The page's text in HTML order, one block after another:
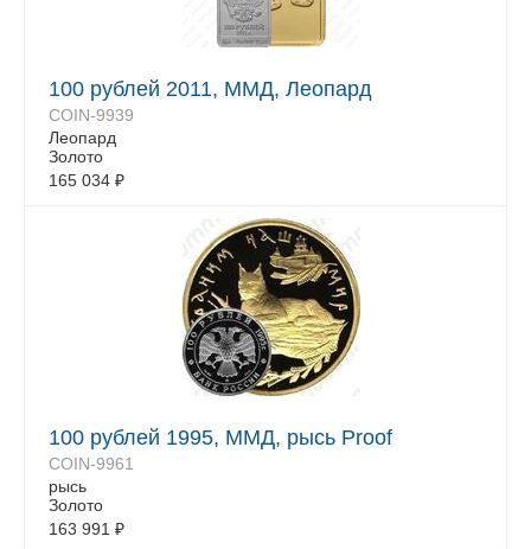
100 рублей 2011, ММД, Леопард
COIN-9939
Леопард
Золото
165 034 ₽
100 рублей 1995, ММД, рысь Proof
COIN-9961
рысь
Золото
163 991 ₽